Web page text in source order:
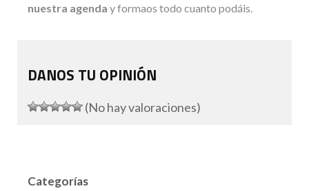
nuestra agenda y formaos todo cuanto podáis.
DANOS TU OPINIÓN
(No hay valoraciones)
Categorías